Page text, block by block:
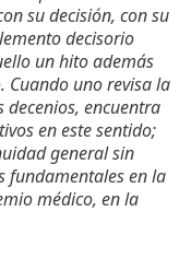
su decisión, con su
decisorio
un hito además
Cuando uno revisa la
encuentra
en este sentido;
general sin
fundamentales en la
médico, en la